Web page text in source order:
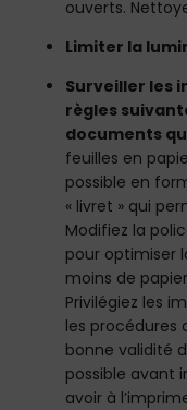
ouverts.
Limiter la
Surveiller les
règles
documents
feuilles en
possible en
« livret » qui
Modifiez la
pour optimiser
moins de
Privilégiez les
les procédures
bonne validité
possible avant
avoir à